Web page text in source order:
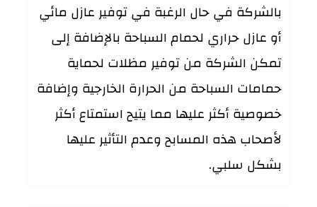
بالشركة في حال الرغبة في توفير عازل مائي
أو عازل حراري لحمام السباحة بالإضافة إلى
تمكن الشركة من توفير مظلات لحماية
حمامات السباحة من الحرارة الخارجية وإضافة
خصوصية أكثر عليها مما يتيح استمتاع أكثر
لأصحاب هذه المسابح وعدم التأثير عليها
بشكل سلبي.